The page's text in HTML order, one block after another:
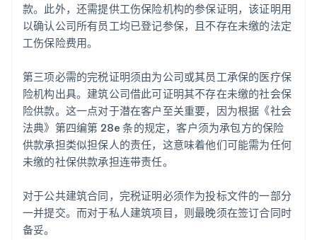
款。此外，还需提供工伤保险机构的参保证明，该证明用
以确认公司所有员工均已登记参保，且不存在未缴的法定
工伤保险费用。
第三项必需的完税证明须由为公司或其员工承保的医疗保
险机构出具。建筑公司借此可证明其不存在未缴的社会保
险供款。这一点对于潜在客户至关重要，因为根据《社会
法典》第四编第 28e 条的规定，客户须为承包方的保险
供款承担类似担保人的责任，这意味着他们可能需为任何
未缴的社保供款承担连带责任。
对于公共建筑合同，完税证明必须作为投标文件的一部分
一并提交。而对于私人建筑项目，则最晚须在签订合同时
备妥。